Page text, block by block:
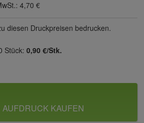
4,70 €
diesen Druck­preisen bedrucken.
Stück:0,90 €/Stk.
AUFDRUCK KAUFEN